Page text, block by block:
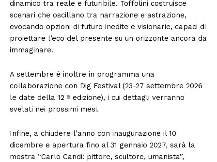
dinamico tra reale e futuribile. Toffolini costruisce
scenari che oscillano tra narrazione e astrazione,
evocando opzioni di futuro inedite e visionarie, capaci di
proiettare l’eco del presente su un orizzonte ancora da
immaginare.
A settembre è inoltre in programma una
collaborazione con Dig Festival (23-27 settembre 2026
le date della 12 ª edizione), i cui dettagli verranno
svelati nei prossimi mesi.
Infine, a chiudere l’anno con inaugurazione il 10
dicembre e apertura fino al 31 gennaio 2027, sarà la
mostra “Carlo Candi: pittore, scultore, umanista”,